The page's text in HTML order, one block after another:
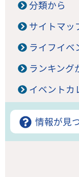
分類から
サイトマッ
ライフイベ
ランキング
イベントカ
情報が見